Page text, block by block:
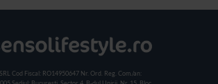
Cod Fiscal: RO14950647 Nr. Ord. Reg. Com./an: